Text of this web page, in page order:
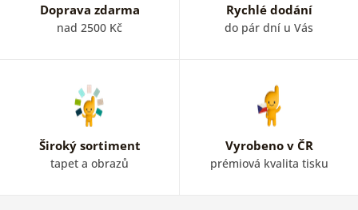
Doprava zdarma
nad 2500 Kč
Rychlé dodání
do pár dní u Vás
Široký sortiment
tapet a obrazů
Vyrobeno v ČR
prémiová kvalita tisku